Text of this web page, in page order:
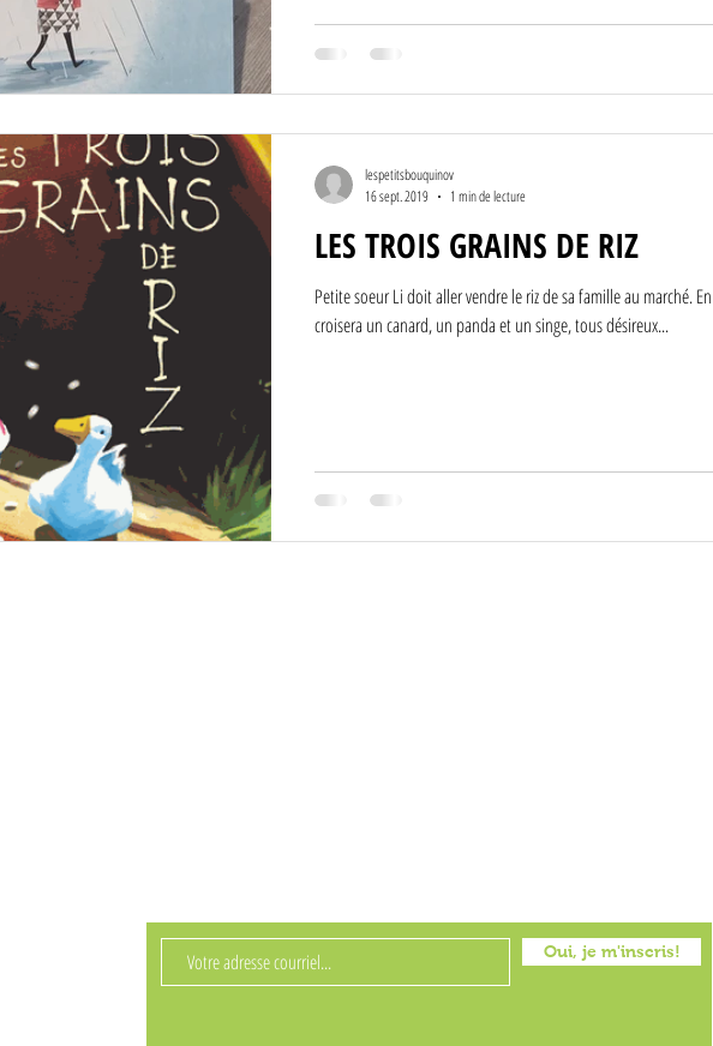
LES TROIS GRAINS DE RIZ
Petite soeur Li doit aller vendre le riz de sa famille au marché.
croisera un canard, un panda et un singe, tous désireux...
lespetitsbouquinov
16 sept. 2019
1 min de lecture
Oui, je m'inscris!